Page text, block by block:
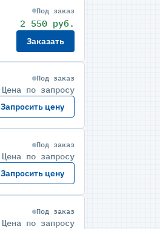
Под заказ
2 550 руб.
Заказать
Под заказ
Цена по запросу
Запросить цену
Под заказ
Цена по запросу
Запросить цену
Под заказ
Цена по запросу